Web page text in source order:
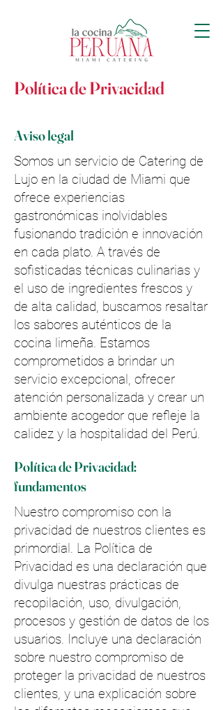
Política de Privacidad
Aviso legal
Somos un servicio de Catering de
Lujo en la ciudad de Miami que
ofrece experiencias
gastronómicas inolvidables
fusionando tradición e innovación
en cada plato. A través de
sofisticadas técnicas culinarias y
el uso de ingredientes frescos y
de alta calidad, buscamos resaltar
los sabores auténticos de la
cocina limeña. Estamos
comprometidos a brindar un
servicio excepcional, ofrecer
atención personalizada y crear un
ambiente acogedor que refleje la
calidez y la hospitalidad del Perú.
Política de Privacidad:
fundamentos
Nuestro compromiso con la
privacidad de nuestros clientes es
primordial. La Política de
Privacidad es una declaración que
divulga nuestras prácticas de
recopilación, uso, divulgación,
procesos y gestión de datos de los
usuarios. Incluye una declaración
sobre nuestro compromiso de
proteger la privacidad de nuestros
clientes, y una explicación sobre